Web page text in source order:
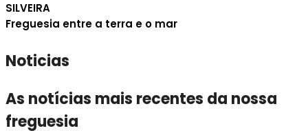
SILVEIRA
Freguesia entre a terra e o mar
Noticias
As notícias mais recentes da nossa
freguesia